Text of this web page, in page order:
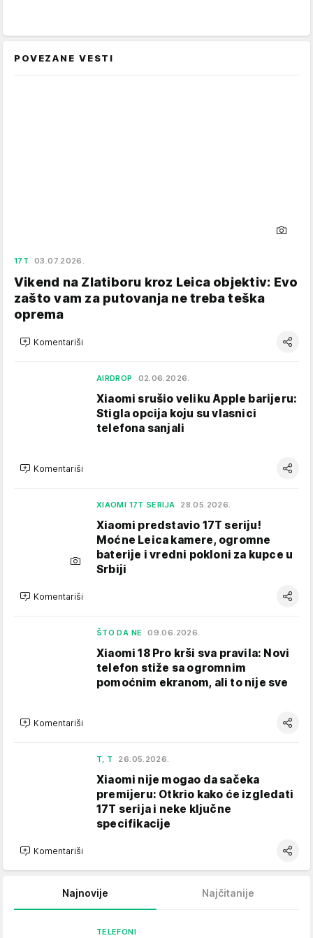
POVEZANE VESTI
17T 03.07.2026.
Vikend na Zlatiboru kroz Leica objektiv: Evo
zašto vam za putovanja ne treba teška
oprema
Komentariši
AIRDROP 02.06.2026.
Xiaomi srušio veliku Apple barijeru:
Stigla opcija koju su vlasnici
telefona sanjali
Komentariši
XIAOMI 17T SERIJA 28.05.2026.
Xiaomi predstavio 17T seriju!
Moćne Leica kamere, ogromne
baterije i vredni pokloni za kupce u
Srbiji
Komentariši
ŠTO DA NE 09.06.2026.
Xiaomi 18 Pro krši sva pravila: Novi
telefon stiže sa ogromnim
pomoćnim ekranom, ali to nije sve
Komentariši
T, T 26.05.2026.
Xiaomi nije mogao da sačeka
premijeru: Otkrio kako će izgledati
17T serija i neke ključne
specifikacije
Komentariši
Najnovije Najčitanije
TELEFONI